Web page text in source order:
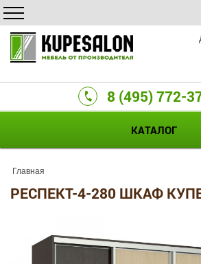
8 (495) 772-
КАТАЛОГ
Главная
РЕСПЕКТ-4-280 ШКАФ